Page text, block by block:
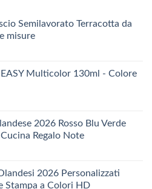
Semilavorato Terracotta da
misure
Multicolor 130ml - Colore
2026 Rosso Blu Verde
Regalo Note
2026 Personalizzati
Stampa a Colori HD